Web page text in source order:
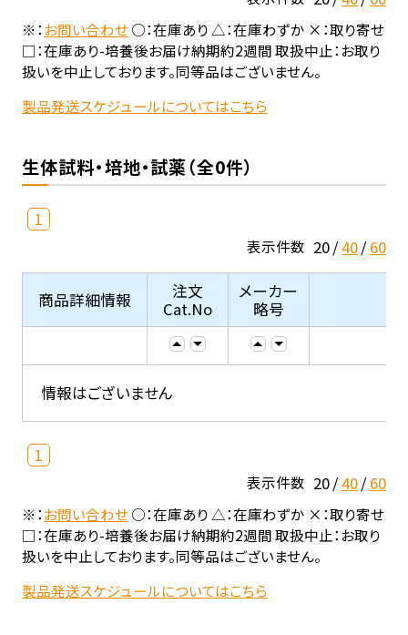
※：お問い合わせ○：在庫あり △：在庫わずか ×：取り寄せ
□：在庫あり-培養後お届け納期約2週間 取扱中止：お取り
扱いを中止しております。同等品はございません。
製品発送スケジュールについてはこちら
生体試料・培地・試薬（全0件）
1
表示件数 20 40 60
商品詳細情報
注文
Cat.No
メーカー
略号
情報はございません
1
表示件数 20 40 60
※：お問い合わせ○：在庫あり △：在庫わずか ×：取り寄せ
□：在庫あり-培養後お届け納期約2週間 取扱中止：お取り
扱いを中止しております。同等品はございません。
製品発送スケジュールについてはこちら